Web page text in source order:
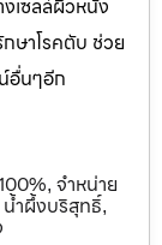
เซลล์ผิวหนัง
ษาโรคตับ ช่วย
อื่นๆอีก
, จำหน่าย
น้ำผึ้งบริสุทธิ์,